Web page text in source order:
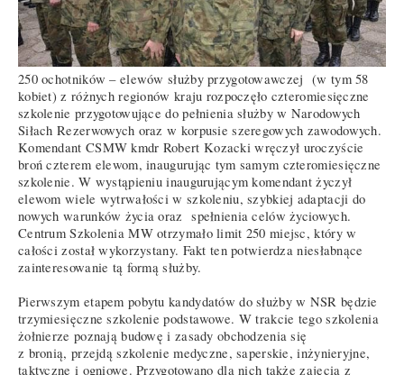
250 ochotników – elewów służby przygotowawczej (w tym 58
kobiet) z różnych regionów kraju rozpoczęło czteromiesięczne
szkolenie przygotowujące do pełnienia służby w Narodowych
Siłach Rezerwowych oraz w korpusie szeregowych zawodowych.
Komendant CSMW kmdr Robert Kozacki wręczył uroczyście
broń czterem elewom, inaugurując tym samym czteromiesięczne
szkolenie. W wystąpieniu inaugurującym komendant życzył
elewom wiele wytrwałości w szkoleniu, szybkiej adaptacji do
nowych warunków życia oraz spełnienia celów życiowych.
Centrum Szkolenia MW otrzymało limit 250 miejsc, który w
całości został wykorzystany. Fakt ten potwierdza niesłabnące
zainteresowanie tą formą służby.
Pierwszym etapem pobytu kandydatów do służby w NSR będzie
trzymiesięczne szkolenie podstawowe. W trakcie tego szkolenia
żołnierze poznają budowę i zasady obchodzenia się
z bronią, przejdą szkolenie medyczne, saperskie, inżynieryjne,
taktyczne i ogniowe. Przygotowano dla nich także zajęcia z